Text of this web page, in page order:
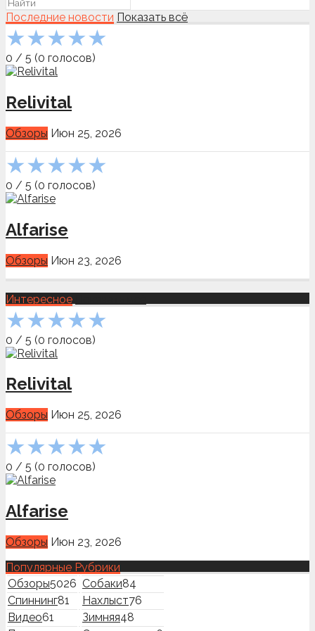
Последние новости Показать всё
★★★★★
0 / 5 (0 голосов)
Relivital
Обзоры Июн 25, 2026
★★★★★
0 / 5 (0 голосов)
Alfarise
Обзоры Июн 23, 2026
Интересное
★★★★★
0 / 5 (0 голосов)
Relivital
Обзоры Июн 25, 2026
★★★★★
0 / 5 (0 голосов)
Alfarise
Обзоры Июн 23, 2026
Популярные Рубрики
Обзоры5026 Собаки84
Спиннинг81 Нахлыст76
Видео61 Зимняя48